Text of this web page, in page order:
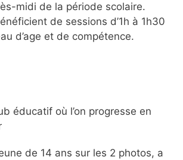
midi de la période scolaire.
de sessions d’1h à 1h30
d’age et de compétence.
éducatif où l’on progresse en
de 14 ans sur les 2 photos, a